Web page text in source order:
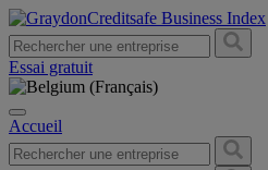
Essai gratuit
Accueil